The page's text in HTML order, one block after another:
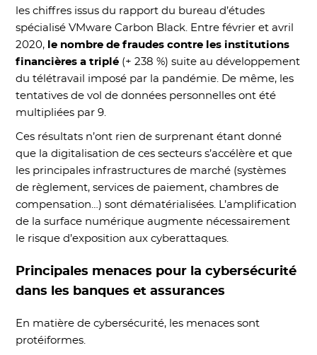
les chiffres issus du rapport du bureau d’études
spécialisé VMware Carbon Black. Entre février et avril
2020, le nombre de fraudes contre les institutions
financières a triplé (+ 238 %) suite au développement
du télétravail imposé par la pandémie. De même, les
tentatives de vol de données personnelles ont été
multipliées par 9.
Ces résultats n’ont rien de surprenant étant donné
que la digitalisation de ces secteurs s’accélère et que
les principales infrastructures de marché (systèmes
de règlement, services de paiement, chambres de
compensation…) sont dématérialisées. L’amplification
de la surface numérique augmente nécessairement
le risque d’exposition aux cyberattaques.
Principales menaces pour la cybersécurité
dans les banques et assurances
En matière de cybersécurité, les menaces sont
protéiformes.